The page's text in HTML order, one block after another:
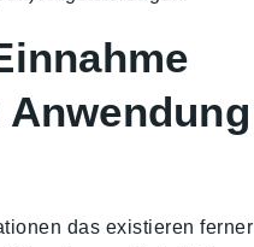
das existieren ferner